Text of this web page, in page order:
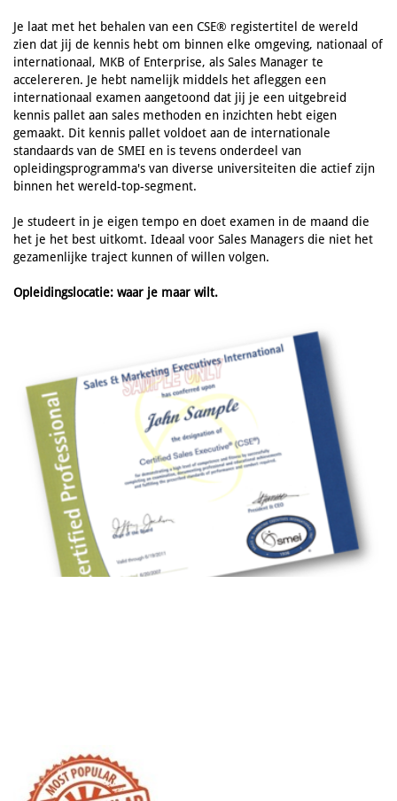
Je laat met het behalen van een CSE® registertitel de wereld
zien dat jij de kennis hebt om binnen elke omgeving, nationaal of
internationaal, MKB of Enterprise, als Sales Manager te
accelereren. Je hebt namelijk middels het afleggen een
internationaal examen aangetoond dat jij je een uitgebreid
kennis pallet aan sales methoden en inzichten hebt eigen
gemaakt. Dit kennis pallet voldoet aan de internationale
standaards van de SMEI en is tevens onderdeel van
opleidingsprogramma's van diverse universiteiten die actief zijn
binnen het wereld-top-segment.
Je studeert in je eigen tempo en doet examen in de maand die
het je het best uitkomt. Ideaal voor Sales Managers die niet het
gezamenlijke traject kunnen of willen volgen.
Opleidingslocatie: waar je maar wilt.